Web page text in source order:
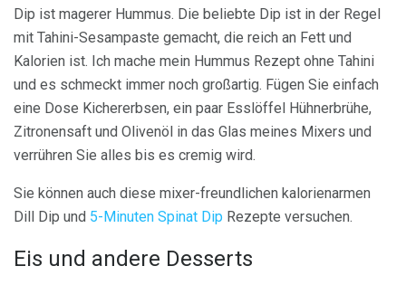
Dip ist magerer Hummus. Die beliebte Dip ist in der Regel
mit Tahini-Sesampaste gemacht, die reich an Fett und
Kalorien ist. Ich mache mein Hummus Rezept ohne Tahini
und es schmeckt immer noch großartig. Fügen Sie einfach
eine Dose Kichererbsen, ein paar Esslöffel Hühnerbrühe,
Zitronensaft und Olivenöl in das Glas meines Mixers und
verrühren Sie alles bis es cremig wird.
Sie können auch diese mixer-freundlichen kalorienarmen
Dill Dip und 5-Minuten Spinat Dip Rezepte versuchen.
Eis und andere Desserts